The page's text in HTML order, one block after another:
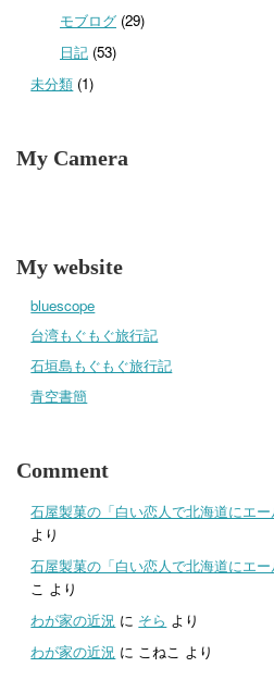
モブログ(29)
日記(53)
未分類 (1)
My Camera
My website
bluescope
台湾もぐもぐ旅行記
石垣島もぐもぐ旅行記
青空書簡
Comment
石屋製菓の「白い恋人で北海道にエ
より
石屋製菓の「白い恋人で北海道にエ
こ より
わが家の近況 に そら より
わが家の近況 に こねこ より